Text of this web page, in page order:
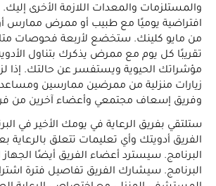
والمستلزمات والمعدات اللازمة الأخرى
افتراضية يوميًا مع طبيب أو ممرض ممارس
من مايو كلينك. ستخضع لأربعة فحوصات
تقريبًا كل يوم مع ممرض يذكرك بتناول
مؤشراتك الحيوية ويستفسر عن حالتك. إذا
زيارات منزلية من ممرضين ممارسين
وفريق إسعاف مجتمعي وأعضاء آخرين من
ستلتقي بفريق الرعاية في يومك الأخير في
الفريق أدويتك وأي تعليمات تتعلق
البرنامج. سيسترد أعضاء الفريق أيضًا الجهاز
البرنامج. سيشارك الفريق تفاصيل فترة